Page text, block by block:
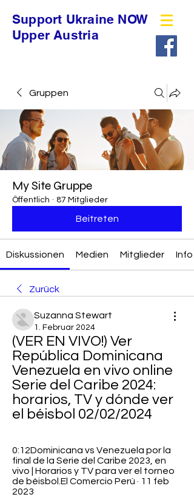
Support Ukraine NOW
Upper Austria
Gruppen
My Site Gruppe
Öffentlich · 87 Mitglieder
Beitreten
Diskussionen Medien Mitglieder Info
Zurück
Suzanna Stewart
1. Februar 2024
(VER EN VIVO!) Ver
República Dominicana
Venezuela en vivo online
Serie del Caribe 2024:
horarios, TV y dónde ver
el béisbol 02/02/2024
0:12Dominicana vs Venezuela por la
final de la Serie del Caribe 2023, en
vivo | Horarios y TV para ver el torneo
de béisbol.El Comercio Perú · 11 feb
2023